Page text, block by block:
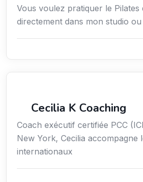
Vous voulez pratiquer le Pilates
directement dans mon studio
Cecilia K Coaching
Coach exécutif certifiée PCC
New York, Cecilia accompagne
internationaux